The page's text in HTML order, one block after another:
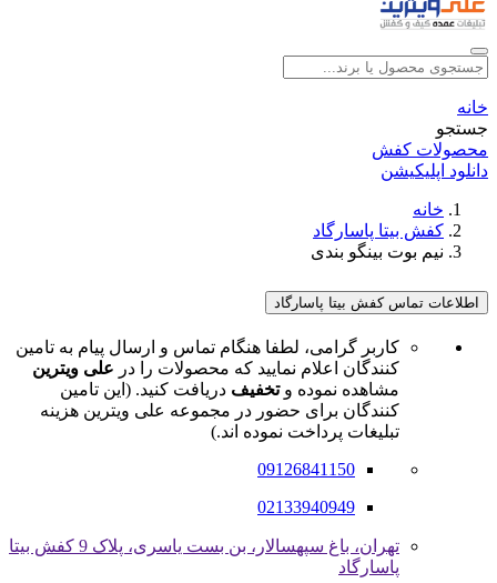
خانه
جستجو
محصولات کفش
دانلود اپلیکیشن
خانه
کفش بیتا پاسارگاد
نیم بوت بینگو بندی
اطلاعات تماس کفش بیتا پاسارگاد
کاربر گرامی، لطفا هنگام تماس و ارسال پیام به تامین
کنندگان اعلام نمایید که محصولات را در علی ویترین
مشاهده نموده وتخفیف دریافت کنید. (این تامین
کنندگان برای حضور در مجموعه علی ویترین هزینه
تبلیغات پرداخت نموده اند.)
09126841150
02133940949
تهران، باغ سپهسالار، بن بست یاسری، پلاک 9 کفش بیتا
پاسارگاد